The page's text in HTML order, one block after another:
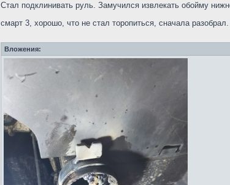
Стал подклинивать руль. Замучился извлекать обойму
смарт 3, хорошо, что не стал торопиться, сначала
Вложения: